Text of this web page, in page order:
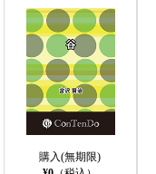
【モバイルビューア】
購入(無期限)